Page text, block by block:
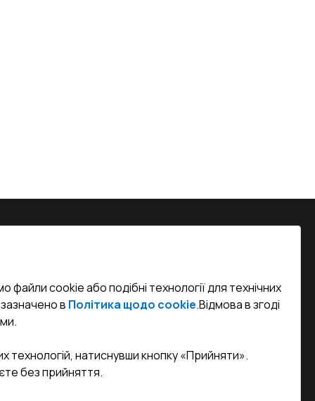
cookie або подібні технології для технічних
в Політика щодо cookie.Відмова в згоді
технологій, натиснувши кнопку «Прийняти».
без прийняття.